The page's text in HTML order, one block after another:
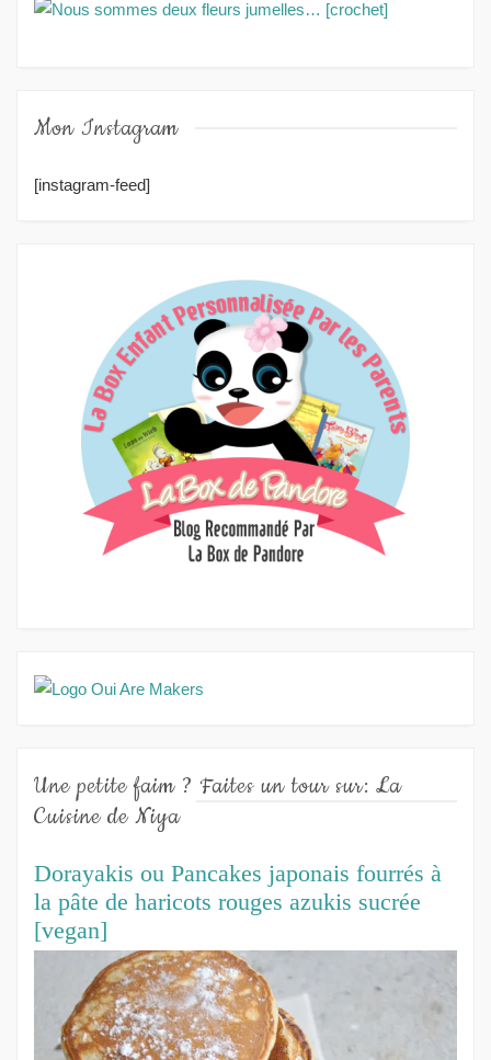
Mon Instagram
[instagram-feed]
Une petite faim ? Faites un tour sur: La
Cuisine de Niya
Dorayakis ou Pancakes japonais fourrés à
la pâte de haricots rouges azukis sucrée
[vegan]